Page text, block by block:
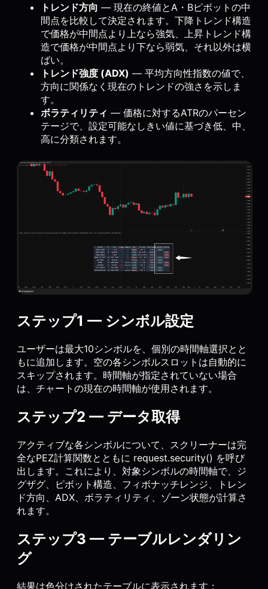
トレンド方向 — 現在の終値とA・Bピボットの中
間点を比較して決定されます。下降トレンド構造
で価格が中間点より上なら強気、上昇トレンド構
造で価格が中間点より下なら弱気、それ以外は横
ばい。
トレンド強度 (ADX) — 平均方向性指数の値で、
方向に関係なく現在のトレンドの強さを示しま
す。
ボラティリティ — 価格に対するATRのパーセン
テージで、設定可能なしきい値に基づき低、中、
高に分類されます。
ステップ1 — シンボル設定
ユーザーは最大10シンボルを、個別の時間軸選択とと
もに追加します。空の各シンボルスロットは自動的に
スキップされます。時間軸が指定されていない場合
は、チャートの現在の時間軸が使用されます。
ステップ2 — データ取得
アクティブな各シンボルについて、スクリーナーは完
全なPEZ計算関数とともに request.security() を呼び
出します。これにより、対象シンボルの時間軸で、ジ
グザグ、ピボット構造、フィボナッチレンジ、トレン
ド方向、ADX、ボラティリティ、ゾーン状態が計算さ
れます。
ステップ3 — テーブルレンダリン
グ
結果は色分けされたテーブルに表示されます：